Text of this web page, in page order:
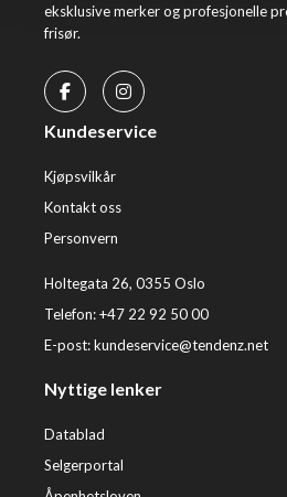
eksklusive merker og profesjonelle
frisør.
Kundeservice
Kjøpsvilkår
Kontakt oss
Personvern
Holtegata 26, 0355 Oslo
Telefon: +47 22 92 50 00
E-post:kundeservice@tendenz.net
Nyttige lenker
Datablad
Selgerportal